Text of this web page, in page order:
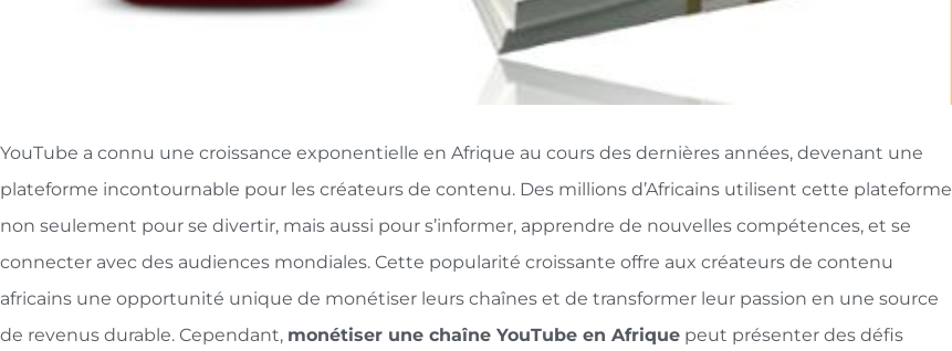
YouTube a connu une croissance exponentielle en Afrique au cours des dernières années, devenant une
plateforme incontournable pour les créateurs de contenu. Des millions d’Africains utilisent cette plateforme
non seulement pour se divertir, mais aussi pour s’informer, apprendre de nouvelles compétences, et se
connecter avec des audiences mondiales. Cette popularité croissante offre aux créateurs de contenu
africains une opportunité unique de monétiser leurs chaînes et de transformer leur passion en une source
de revenus durable. Cependant, monétiser une chaîne YouTube en Afrique peut présenter des défis